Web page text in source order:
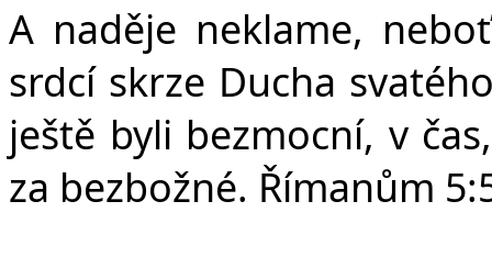
A naděje neklame,
srdcí skrze Ducha
ještě byli bezmocní, v
za bezbožné. Římanům